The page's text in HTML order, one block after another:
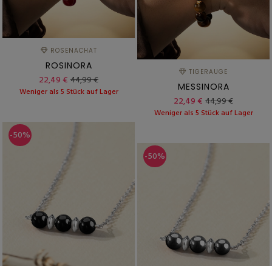
ROSENACHAT
ROSINORA
22,49 € 44,99 €
Weniger als 5 Stück auf Lager
TIGERAUGE
MESSINORA
22,49 € 44,99 €
Weniger als 5 Stück auf Lager
-50%
-50%